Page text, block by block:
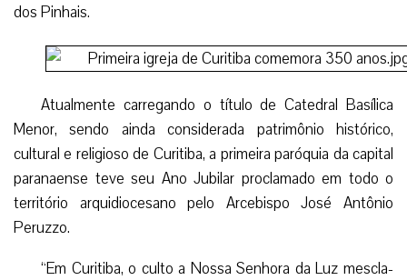
dos Pinhais.
Atualmente carregando o título de Catedral Basílica
Menor, sendo ainda considerada patrimônio histórico,
cultural e religioso de Curitiba, a primeira paróquia da capital
paranaense teve seu Ano Jubilar proclamado em todo o
território arquidiocesano pelo Arcebispo José Antônio
Peruzzo.
“Em Curitiba, o culto a Nossa Senhora da Luz mescla-